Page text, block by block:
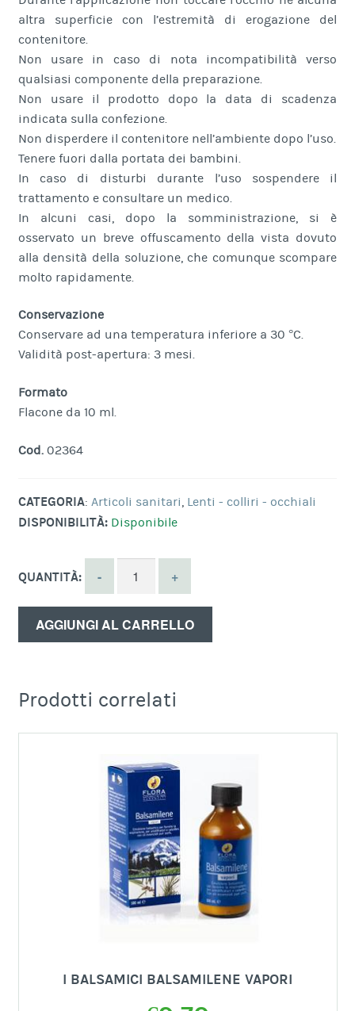
altra superficie con l’estremità di erogazione del
contenitore.
Non usare in caso di nota incompatibilità verso
qualsiasi componente della preparazione.
Non usare il prodotto dopo la data di scadenza
indicata sulla confezione.
Non disperdere il contenitore nell’ambiente dopo l’uso.
Tenere fuori dalla portata dei bambini.
In caso di disturbi durante l’uso sospendere il
trattamento e consultare un medico.
In alcuni casi, dopo la somministrazione, si è
osservato un breve offuscamento della vista dovuto
alla densità della soluzione, che comunque scompare
molto rapidamente.
Conservazione
Conservare ad una temperatura inferiore a 30 °C.
Validità post-apertura: 3 mesi.
Formato
Flacone da 10 ml.
Cod.02364
CATEGORIA: Articoli sanitari, Lenti - colliri - occhiali
DISPONIBILITÀ: Disponibile
QUANTITÀ:
AGGIUNGI AL CARRELLO
Prodotti correlati
I BALSAMICI BALSAMILENE VAPORI